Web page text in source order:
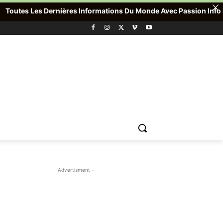
- Advertisment -
Les Dernières Informations Du Monde Avec Passion Info